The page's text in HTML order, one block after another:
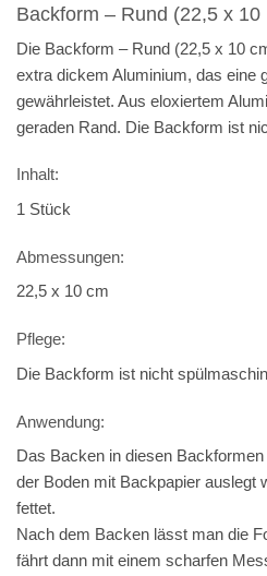
Backform – Rund (22,5 x
Die Backform – Rund (22,5 x 10
extra dickem Aluminium, das eine
gewährleistet. Aus eloxiertem
geraden Rand. Die Backform ist
Inhalt:
1 Stück
Abmessungen:
22,5 x 10 cm
Pflege:
Die Backform ist nicht
Anwendung:
Das Backen in diesen
der Boden mit Backpapier auslegt
fettet.
Nach dem Backen lässt man die
fährt dann mit einem scharfen